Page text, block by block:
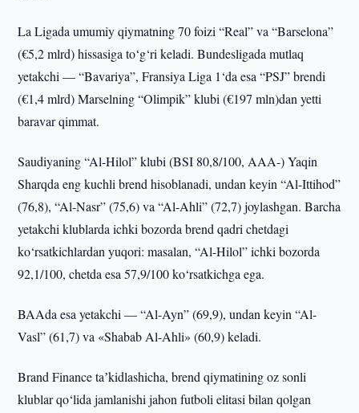
La Ligada umumiy qiymatning 70 foizi “Real” va “Barselona”
(€5,2 mlrd) hissasiga to‘g‘ri keladi. Bundesligada mutlaq
yetakchi — “Bavariya”, Fransiya Liga 1‘da esa “PSJ” brendi
(€1,4 mlrd) Marselning “Olimpik” klubi (€197 mln)dan yetti
baravar qimmat.
Saudiyaning “Al-Hilol” klubi (BSI 80,8/100, AAA-) Yaqin
Sharqda eng kuchli brend hisoblanadi, undan keyin “Al-Ittihod”
(76,8), “Al-Nasr” (75,6) va “Al-Ahli” (72,7) joylashgan. Barcha
yetakchi klublarda ichki bozorda brend qadri chetdagi
ko‘rsatkichlardan yuqori: masalan, “Al-Hilol” ichki bozorda
92,1/100, chetda esa 57,9/100 ko‘rsatkichga ega.
BAAda esa yetakchi — “Al-Ayn” (69,9), undan keyin “Al-
Vasl” (61,7) va «Shabab Al-Ahli» (60,9) keladi.
Brand Finance taʼkidlashicha, brend qiymatining oz sonli
klublar qo‘lida jamlanishi jahon futboli elitasi bilan qolgan